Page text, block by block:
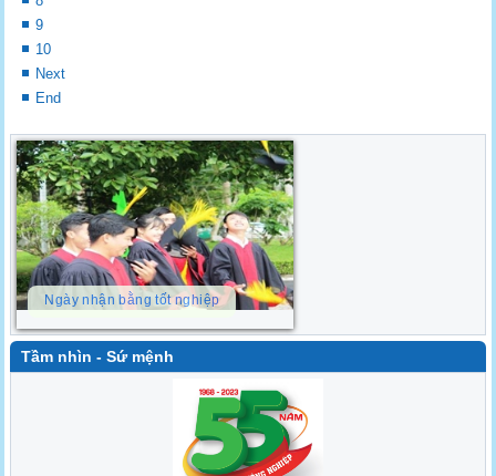
9
10
Next
End
Ngày nhận bằng tốt nghiệp
Tầm nhìn - Sứ mệnh